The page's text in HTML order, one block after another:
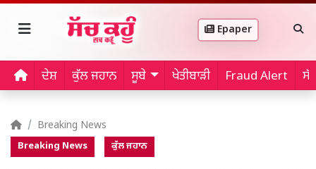
Epaper
ਦੇਸ਼ ਕੁੱਲ ਜਹਾਨ ਸੂਬੇ ਖੇਤੀਬਾੜੀ Fraud Alert
Breaking News
Breaking News ਕੁੱਲ ਜਹਾਨ